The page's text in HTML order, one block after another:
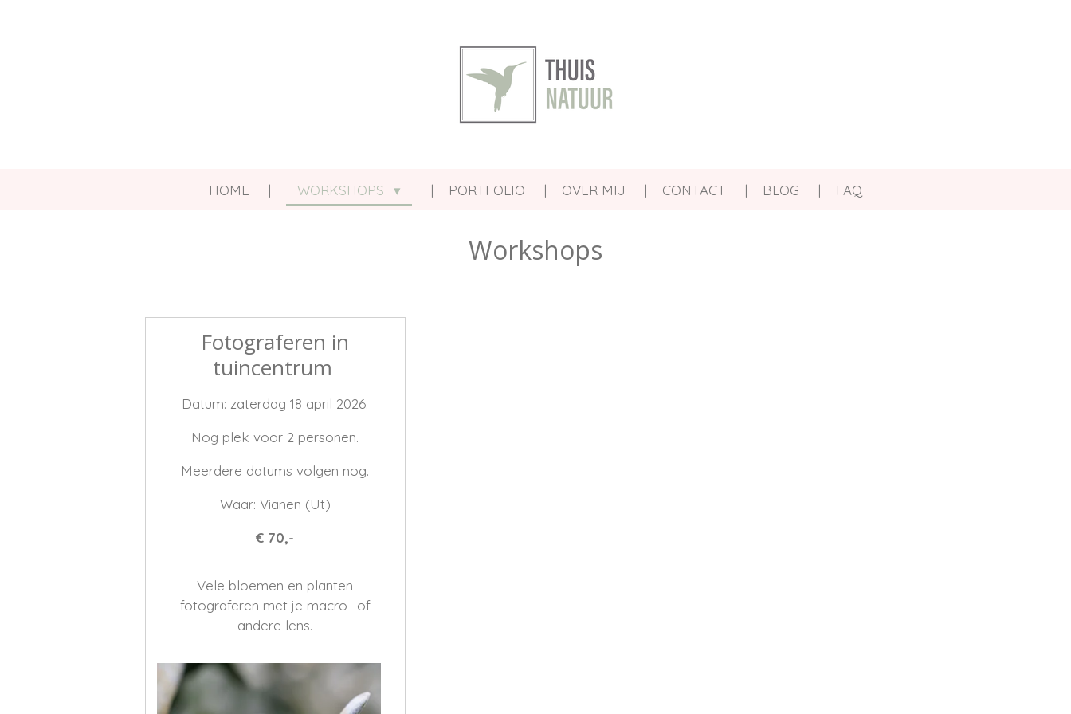
HOME WORKSHOPS PORTFOLIO OVER MIJ CONTACT BLOG FAQ
Workshops
Fotograferen in
tuincentrum
Datum: zaterdag 18 april 2026.
Nog plek voor 2 personen.
Meerdere datums volgen nog.
Waar: Vianen (Ut)
€ 70,-
Vele bloemen en planten
fotograferen met je macro- of
andere lens.